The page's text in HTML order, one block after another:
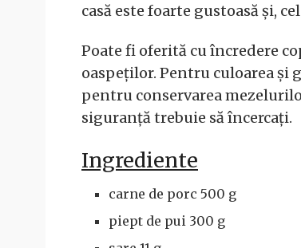
casă este foarte gustoasă și,
Poate fi oferită cu încredere
oaspeților. Pentru culoarea și
pentru conservarea
siguranță trebuie să încercați.
Ingrediente
carne de porc 500 g
piept de pui 300 g